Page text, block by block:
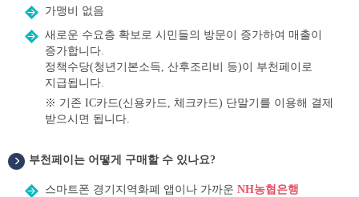
가맹비 없음
새로운 수요층 확보로 시민들의 방문이 증가하여 매출이
증가합니다.
정책수당(청년기본소득, 산후조리비 등)이 부천페이로
지급됩니다.
※ 기존 IC카드(신용카드, 체크카드) 단말기를 이용해 결제
받으시면 됩니다.
어
부천페이는 어떻게 구매할 수 있나요?
스마트폰 경기지역화폐 앱이나 가까운 NH농협은행